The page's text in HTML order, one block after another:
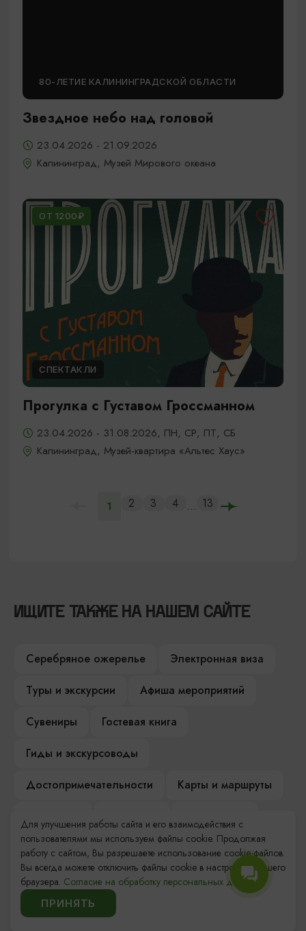
80-ЛЕТИЕ КАЛИНИНГРАДСКОЙ ОБЛАСТИ
Звездное небо над головой
23.04.2026 - 21.09.2026
Калининград, Музей Мирового океана
ОТ 1200₽
СПЕКТАКЛИ
Прогулка с Густавом Гроссманном
23.04.2026 - 31.08.2026, ПН, СР, ПТ, СБ
Калининград, Музей-квартира «Альтес Хаус»
1 2 3 4 ... 13
ИЩИТЕ ТАКЖЕ НА НАШЕМ САЙТЕ
Серебряное ожерелье
Электронная виза
Туры и экскурсии
Афиша мероприятий
Сувениры
Гостевая книга
Гиды и экскурсоводы
Достопримечательности
Карты и маршруты
Компас Балтийской кухни
Настоящий Калининградец
Музеи
Для улучшения работы сайта и его взаимодействия с
пользователями мы используем файлы cookie. Продолжая
работу с сайтом, Вы разрешаете использование cookie-файлов.
Вы всегда можете отключить файлы cookie в настройках Вашего
браузера. Согласие на обработку персональных данных.
ПРИНЯТЬ